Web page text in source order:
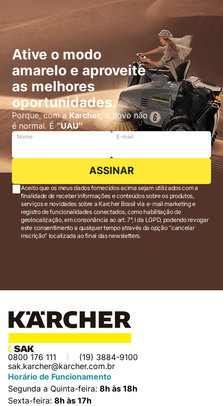
Ative o modo
amarelo e aproveite
as melhores
oportunidades.
Porque, com aKarcher, o novo não
é normal. É‘’UAU’’
Nome E-mail
ASSINAR
Aceito que os meus dados fornecidos acima sejam utilizados com a
finalidade de receber informações e conteúdos sobre os produtos,
serviços e novidades sobre a Karcher Brasil via e-mail marketing e
registro de funcionalidades conectados, como habilitação de
geolocalização, em consonância ao art. 7°, I da LGPD, podendo revogar
este consentimento a qualquer tempo através da opção “cancelar
inscrição” localizada ao final das newsletters.
0800 176 111
(19) 3884-9100
sak.karcher@karcher.com.br
Horário de Funcionamento
Segunda a Quinta-feira: 8h às 18h
Sexta-feira: 8h às 17h